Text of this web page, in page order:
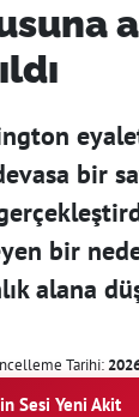
bir
bir
alana
Tarihi:
Sesi Yeni Akit